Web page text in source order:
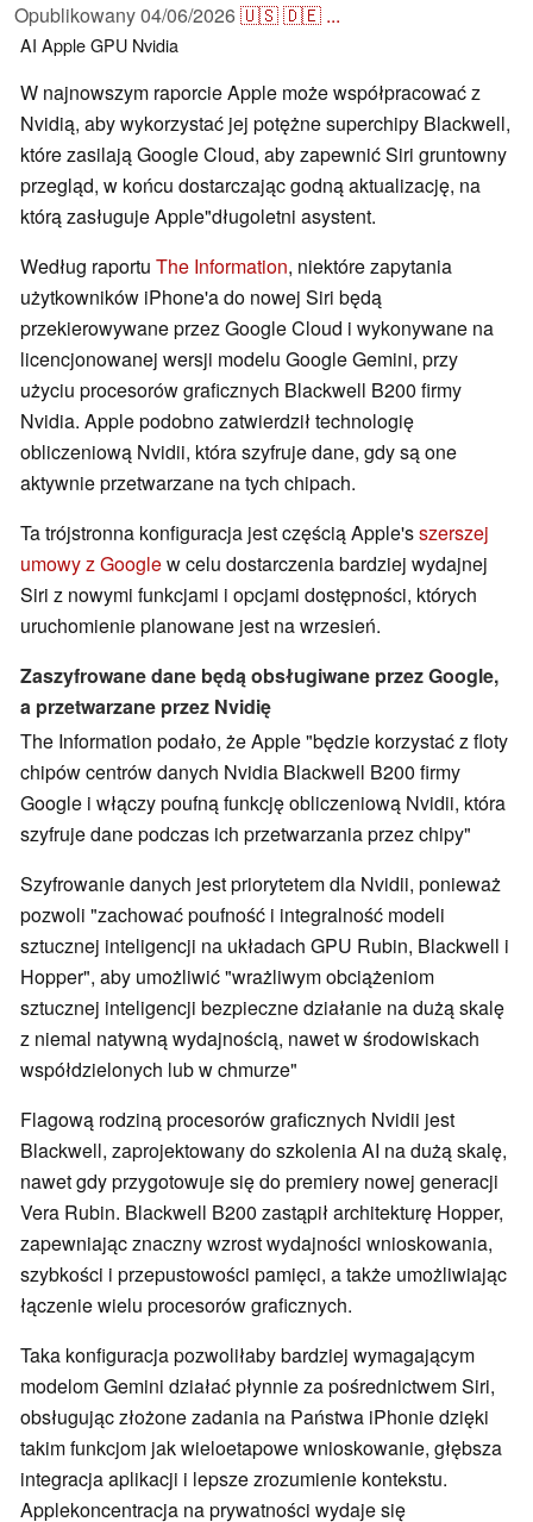
Opublikowany04/06/2026🇺🇸🇩🇪 ...
AI AppleGPU Nvidia
W najnowszym raporcie Apple może współpracować z
Nvidią, aby wykorzystać jej potężne superchipy Blackwell,
które zasilają Google Cloud, aby zapewnić Siri gruntowny
przegląd, w końcu dostarczając godną aktualizację, na
którą zasługuje Apple"długoletni asystent.
Według raportu The Information, niektóre zapytania
użytkowników iPhone'a do nowej Siri będą
przekierowywane przez Google Cloud i wykonywane na
licencjonowanej wersji modelu Google Gemini, przy
użyciu procesorów graficznych Blackwell B200 firmy
Nvidia. Apple podobno zatwierdził technologię
obliczeniową Nvidii, która szyfruje dane, gdy są one
aktywnie przetwarzane na tych chipach.
Ta trójstronna konfiguracja jest częścią Apple'sszerszej
umowy z Googlew celu dostarczenia bardziej wydajnej
Siri z nowymi funkcjami i opcjami dostępności, których
uruchomienie planowane jest na wrzesień.
Zaszyfrowane dane będą obsługiwane przez Google,
a przetwarzane przez Nvidię
The Information podało, że Apple "będzie korzystać z floty
chipów centrów danych Nvidia Blackwell B200 firmy
Google i włączy poufną funkcję obliczeniową Nvidii, która
szyfruje dane podczas ich przetwarzania przez chipy"
Szyfrowanie danych jest priorytetem dla Nvidii, ponieważ
pozwoli "zachować poufność i integralność modeli
sztucznej inteligencji na układach GPU Rubin, Blackwell i
Hopper", aby umożliwić "wrażliwym obciążeniom
sztucznej inteligencji bezpieczne działanie na dużą skalę
z niemal natywną wydajnością, nawet w środowiskach
współdzielonych lub w chmurze"
Flagową rodziną procesorów graficznych Nvidii jest
Blackwell, zaprojektowany do szkolenia AI na dużą skalę,
nawet gdy przygotowuje się do premiery nowej generacji
Vera Rubin. Blackwell B200 zastąpił architekturę Hopper,
zapewniając znaczny wzrost wydajności wnioskowania,
szybkości i przepustowości pamięci, a także umożliwiając
łączenie wielu procesorów graficznych.
Taka konfiguracja pozwoliłaby bardziej wymagającym
modelom Gemini działać płynnie za pośrednictwem Siri,
obsługując złożone zadania na Państwa iPhonie dzięki
takim funkcjom jak wieloetapowe wnioskowanie, głębsza
integracja aplikacji i lepsze zrozumienie kontekstu.
Applekoncentracja na prywatności wydaje się